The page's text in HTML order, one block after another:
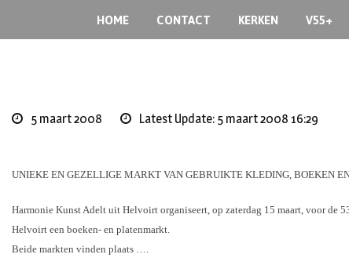
HOME CONTACT KERKEN V55+
5 maart 2008 Latest Update: 5 maart 2008 16:29
UNIEKE EN GEZELLIGE MARKT VAN GEBRUIKTE KLEDING, BOEKEN
Harmonie Kunst Adelt uit Helvoirt organiseert, op zaterdag 15 maart, voor
Helvoirt een boeken- en platenmarkt.
Beide markten vinden plaats ….